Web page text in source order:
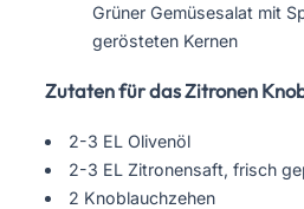
Grüner Gemüsesalat mit
gerösteten Kernen
Zutaten für das Zitronen
2-3 EL Olivenöl
2-3 EL Zitronensaft, frisch
2 Knoblauchzehen